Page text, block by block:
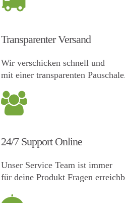
Transparenter Versand
Wir verschicken schnell und
mit einer transparenten
24/7 Support Online
Unser Service Team ist immer
für deine Produkt Fragen